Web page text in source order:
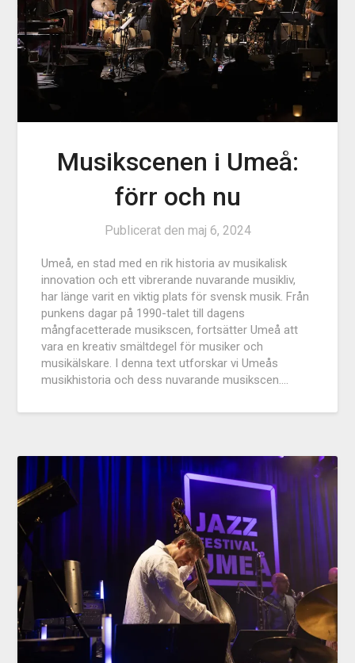
Musikscenen i Umeå:
förr och nu
Publicerat den maj 6, 2024
Umeå, en stad med en rik historia av musikalisk
innovation och ett vibrerande nuvarande musikliv,
har länge varit en viktig plats för svensk musik. Från
punkens dagar på 1990-talet till dagens
mångfacetterade musikscen, fortsätter Umeå att
vara en kreativ smältdegel för musiker och
musikälskare. I denna text utforskar vi Umeås
musikhistoria och dess nuvarande musikscen….